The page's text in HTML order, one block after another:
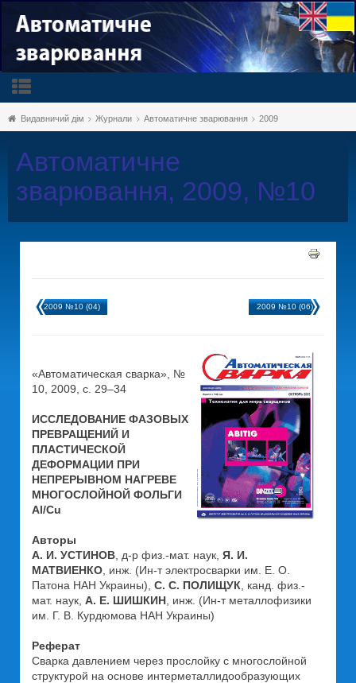
Видавничий дім Журнали Автоматичне зварювання 2009
Автоматичне
зварювання, 2009, №10
2009 №10 (04) 2009 №10 (06)
«Автоматическая сварка», №
10, 2009, с. 29–34
ИССЛЕДОВАНИЕ ФАЗОВЫХ
ПРЕВРАЩЕНИЙ И
ПЛАСТИЧЕСКОЙ
ДЕФОРМАЦИИ ПРИ
НЕПРЕРЫВНОМ НАГРЕВЕ
МНОГОСЛОЙНОЙ ФОЛЬГИ
Al/Cu
Авторы
А. И. УСТИНОВ , д-р физ.-мат. наук, Я. И.
МАТВИЕНКО , инж. (Ин-т электросварки им. Е. О.
Патона НАН Украины), С. С. ПОЛИЩУК , канд. физ.-
мат. наук, А. Е. ШИШКИН , инж. (Ин-т металлофизики
им. Г. В. Курдюмова НАН Украины)
Реферат
Сварка давлением через прослойку с многослойной
структурой на основе интерметаллидообразующих